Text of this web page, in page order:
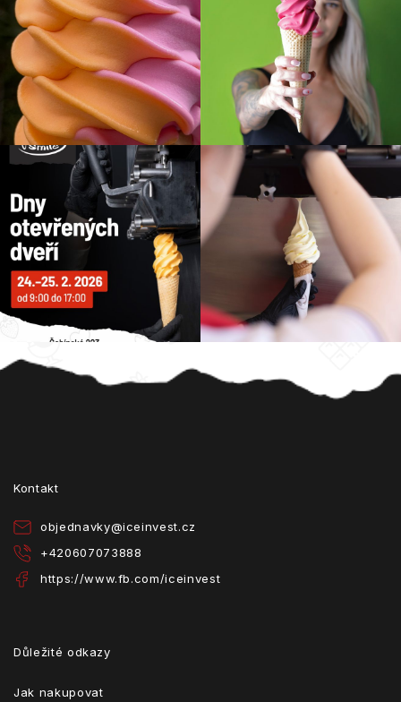
Kontakt
objednavky@iceinvest.cz
+420607073888
https://www.fb.com/iceinvest
Důležité odkazy
Jak nakupovat